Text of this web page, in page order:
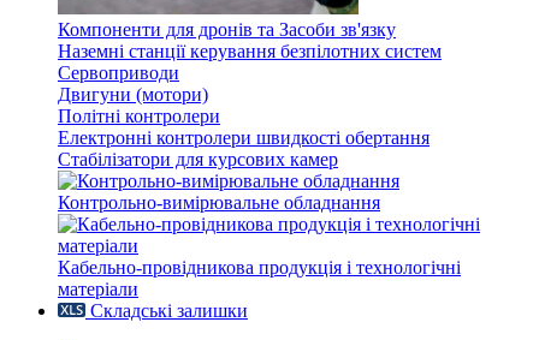
Компоненти для дронів та Засоби зв'язку
Наземні станції керування безпілотних систем
Сервоприводи
Двигуни (мотори)
Політні контролери
Електронні контролери швидкості обертання
Стабілізатори для курсових камер
Контрольно-вимірювальне обладнання
Кабельно-провідникова продукція і технологічні
матеріали
Складські залишки